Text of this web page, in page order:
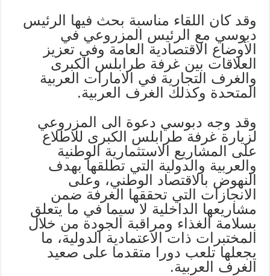
وقد كان اللقاء مناسبة بحث فيها الرئيس
دبوسي مع الرئيس المزروعي في
الأوضاع الاقتصادية العامة وفي تعزيز
العلاقات بين غرفة طرابلس الكبرى
والغرف التجارية في الامارات العربية
المتحدة وكذلك الغرف العربية.
وقد وجه دبوسي دعوة الى المزروعي
لزيارة غرفة طرابلس الكبرى للاطلاع
على المشاريع الاستثمارية الوطنية
والعربية والدولية التي تطلقها بهدف
النهوض بالاقتصاد الوطني، وعلى
الانجازات التي تحققها الغرفة ضمن
مشاريعها الداخلية لا سيما في ما يتعلق
بسلامة الغذاء ومراقبة الجودة من خلال
المختبرات ذات الاعتمادية الدولية، ما
يجعلها تلعب دورا متقدما على صعيد
الغرف العربية.